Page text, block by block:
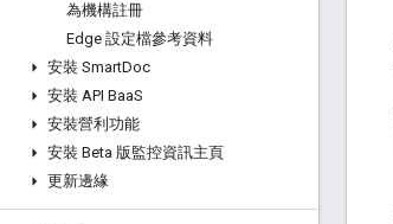
為機構註冊
Edge 設定檔參考資料
安裝 SmartDoc
安裝 API BaaS
安裝營利功能
安裝 Beta 版監控資訊主頁
更新邊緣